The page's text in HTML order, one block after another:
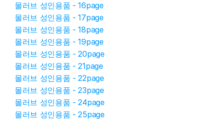
몰러브 성인용품 - 16page
몰러브 성인용품 - 17page
몰러브 성인용품 - 18page
몰러브 성인용품 - 19page
몰러브 성인용품 - 20page
몰러브 성인용품 - 21page
몰러브 성인용품 - 22page
몰러브 성인용품 - 23page
몰러브 성인용품 - 24page
몰러브 성인용품 - 25page